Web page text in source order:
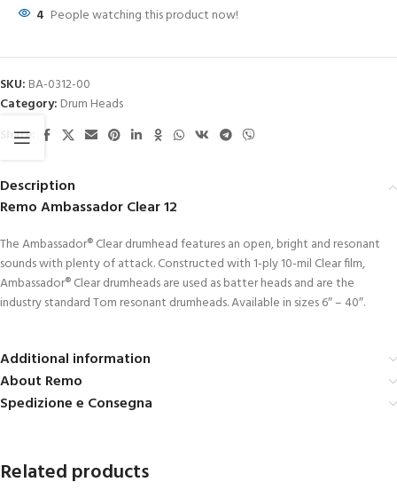
4 People watching this product now!
SKU: BA-0312-00
Category: Drum Heads
Share:
Description
Remo Ambassador Clear 12
The Ambassador® Clear drumhead features an open, bright and resonant
sounds with plenty of attack. Constructed with 1-ply 10-mil Clear film,
Ambassador® Clear drumheads are used as batter heads and are the
industry standard Tom resonant drumheads. Available in sizes 6″ – 40″.
Additional information
About Remo
Spedizione e Consegna
Related products